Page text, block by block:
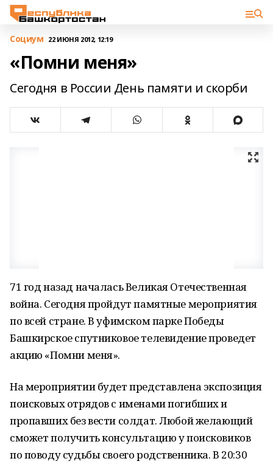
Cоциум 22 ИЮНЯ 2012, 12:19
«Помни меня»
Сегодня в России День памяти и скорби
71 год назад началась Великая Отечественная
война. Сегодня пройдут памятные мероприятия
по всей стране. В уфимском парке Победы
Башкирское спутниковое телевидение проведет
акцию «Помни меня».
На мероприятии будет представлена экспозиция
поисковых отрядов с именами погибших и
пропавших без вести солдат. Любой желающий
сможет получить консультацию у поисковиков
по поводу судьбы своего родственника. В 20:30